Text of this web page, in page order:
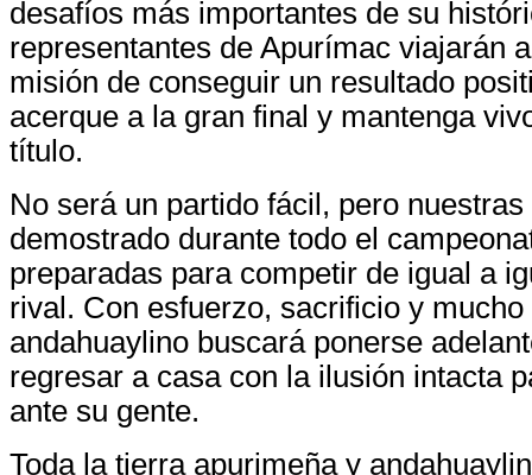
desafíos más importantes de su
representantes de Apurímac viajarán
misión de conseguir un resultado
acerque a la gran final y mantenga
título.
No será un partido fácil, pero
demostrado durante todo el
preparadas para competir de igual a
rival. Con esfuerzo, sacrificio y
andahuaylino buscará ponerse
regresar a casa con la ilusión intacta
ante su gente.
Toda la tierra apurimeña y